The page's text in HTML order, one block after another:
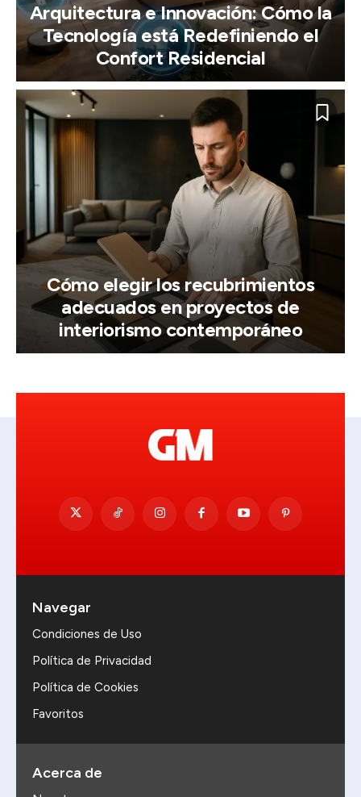
Arquitectura e Innovación: Cómo la
Tecnología está Redefiniendo el
Confort Residencial
Cómo elegir los recubrimientos
adecuados en proyectos de
interiorismo contemporáneo
Navegar
Condiciones de Uso
Política de Privacidad
Política de Cookies
Favoritos
Acerca de